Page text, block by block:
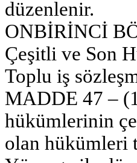
düzenlenir.
ONBİRİNCİ
Çeşitli ve Son
Toplu iş
MADDE 47 –
hükümlerinin
olan hükümleri